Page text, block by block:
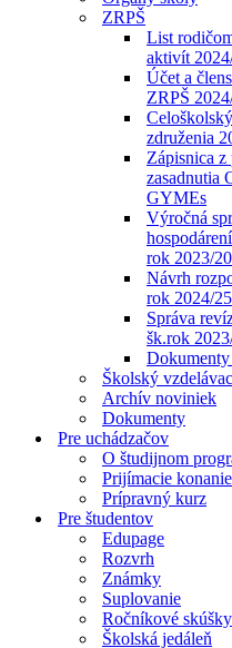
ZRPŠ
List
aktivít
Účet a
ZRPŠ
združenia
Zápisnica z
zasadnutia
GYMEs
Výročná
rok 2023/
Návrh
rok 2024/25
Správa
šk.rok
Školský
Archív noviniek
Dokumenty
Pre uchádzačov
O študijnom
Prijímacie
Prípravný kurz
Pre študentov
Edupage
Rozvrh
Známky
Suplovanie
Ročníkové skúšky
Školská jedáleň